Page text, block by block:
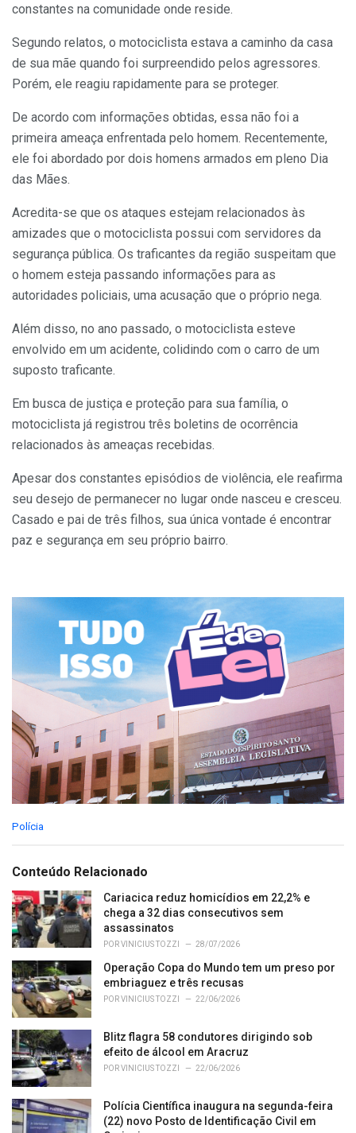
constantes na comunidade onde reside.
Segundo relatos, o motociclista estava a caminho da casa
de sua mãe quando foi surpreendido pelos agressores.
Porém, ele reagiu rapidamente para se proteger.
De acordo com informações obtidas, essa não foi a
primeira ameaça enfrentada pelo homem. Recentemente,
ele foi abordado por dois homens armados em pleno Dia
das Mães.
Acredita-se que os ataques estejam relacionados às
amizades que o motociclista possui com servidores da
segurança pública. Os traficantes da região suspeitam que
o homem esteja passando informações para as
autoridades policiais, uma acusação que o próprio nega.
Além disso, no ano passado, o motociclista esteve
envolvido em um acidente, colidindo com o carro de um
suposto traficante.
Em busca de justiça e proteção para sua família, o
motociclista já registrou três boletins de ocorrência
relacionados às ameaças recebidas.
Apesar dos constantes episódios de violência, ele reafirma
seu desejo de permanecer no lugar onde nasceu e cresceu.
Casado e pai de três filhos, sua única vontade é encontrar
paz e segurança em seu próprio bairro.
C
e
o
r
i
e
:
Polícia
Conteúdo Relacionado
Cariacica reduz homicídios em 22,2% e
chega a 32 dias consecutivos sem
assassinatos
PORVINICIUS TOZZI 28/07/2026
Operação Copa do Mundo tem um preso por
embriaguez e três recusas
PORVINICIUS TOZZI 22/06/2026
Blitz flagra 58 condutores dirigindo sob
efeito de álcool em Aracruz
PORVINICIUS TOZZI 22/06/2026
Polícia Científica inaugura na segunda-feira
(22) novo Posto de Identificação Civil em